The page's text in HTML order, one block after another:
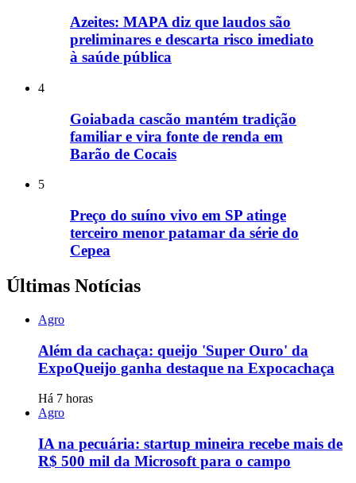
Azeites: MAPA diz que laudos são
preliminares e descarta risco imediato
à saúde pública
4
Goiabada cascão mantém tradição
familiar e vira fonte de renda em
Barão de Cocais
5
Preço do suíno vivo em SP atinge
terceiro menor patamar da série do
Cepea
Últimas Notícias
Agro
Além da cachaça: queijo 'Super Ouro' da
ExpoQueijo ganha destaque na Expocachaça
Há 7 horas
Agro
IA na pecuária: startup mineira recebe mais de
R$ 500 mil da Microsoft para o campo